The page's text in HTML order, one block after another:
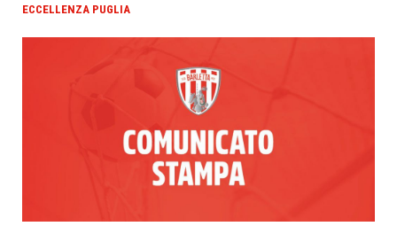
ECCELLENZA PUGLIA